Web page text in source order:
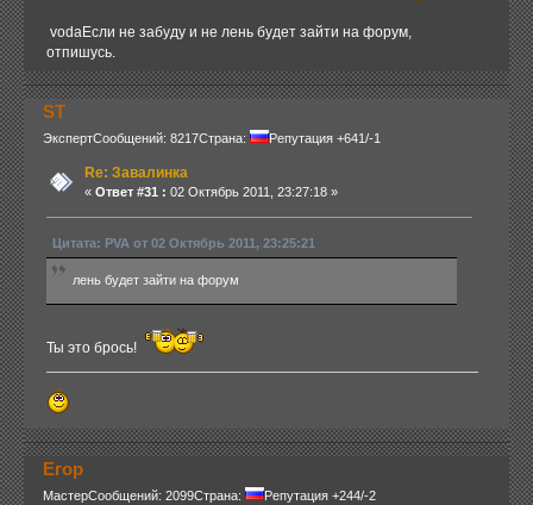
vodaЕсли не забуду и не лень будет зайти на форум,
отпишусь.
ST
ЭкспертСообщений: 8217Страна: Репутация +641/-1
Re: Завалинка
« Ответ #31 : 02 Октябрь 2011, 23:27:18 »
Цитата: PVA от 02 Октябрь 2011, 23:25:21
лень будет зайти на форум
Ты это брось!
Егор
МастерСообщений: 2099Страна:
Репутация +244/-2